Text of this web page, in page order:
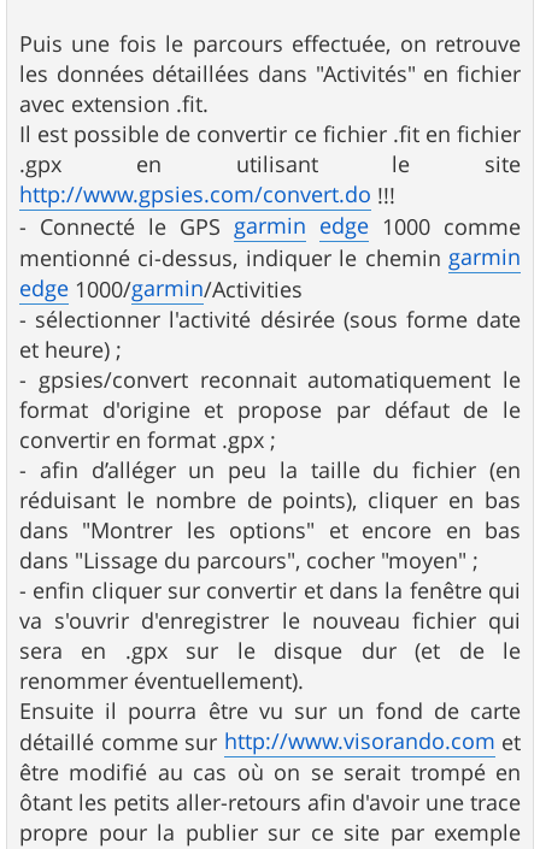
Puis une fois le parcours effectuée, on retrouve
les données détaillées dans "Activités" en fichier
avec extension .fit.
Il est possible de convertir ce fichier .fit en fichier
.gpx en utilisant le site
http://www.gpsies.com/convert.do !!!
- Connecté le GPS garmin edge 1000 comme
mentionné ci-dessus, indiquer le chemin garmin
edge 1000/garmin/Activities
- sélectionner l'activité désirée (sous forme date
et heure) ;
- gpsies/convert reconnait automatiquement le
format d'origine et propose par défaut de le
convertir en format .gpx ;
- afin d’alléger un peu la taille du fichier (en
réduisant le nombre de points), cliquer en bas
dans "Montrer les options" et encore en bas
dans "Lissage du parcours", cocher "moyen" ;
- enfin cliquer sur convertir et dans la fenêtre qui
va s'ouvrir d'enregistrer le nouveau fichier qui
sera en .gpx sur le disque dur (et de le
renommer éventuellement).
Ensuite il pourra être vu sur un fond de carte
détaillé comme sur http://www.visorando.com et
être modifié au cas où on se serait trompé en
ôtant les petits aller-retours afin d'avoir une trace
propre pour la publier sur ce site par exemple